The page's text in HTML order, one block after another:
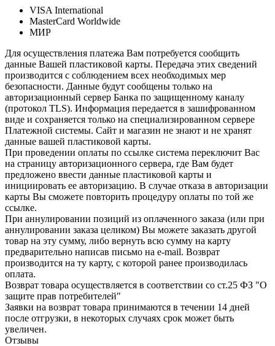
VISA International
MasterCard Worldwide
МИР
Для осуществления платежа Вам потребуется сообщить
данные Вашей пластиковой карты. Передача этих сведений
производится с соблюдением всех необходимых мер
безопасности. Данные будут сообщены только на
авторизационный сервер Банка по защищенному каналу
(протокол TLS). Информация передается в зашифрованном
виде и сохраняется только на специализированном сервере
Платежной системы. Сайт и магазин не знают и не хранят
данные вашей пластиковой карты.
При проведении оплаты по ссылке система переключит Вас
на страницу авторизационного сервера, где Вам будет
предложено ввести данные пластиковой карты и
инициировать ее авторизацию. В случае отказа в авторизации
карты Вы сможете повторить процедуру оплаты по той же
ссылке.
При аннулировании позиций из оплаченного заказа (или при
аннулировании заказа целиком) Вы можете заказать другой
товар на эту сумму, либо вернуть всю сумму на карту
предварительно написав письмо на e-mail. Возврат
производится на ту карту, с которой ранее производилась
оплата.
Возврат товара осуществляется в соответствии со ст.25 ФЗ "О
защите прав потребителей"
Заявки на возврат товара принимаются в течении 14 дней
после отгрузки, в некоторых случаях срок может быть
увеличен.
Отзывы